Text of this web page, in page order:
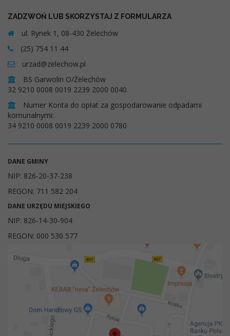
ZADZWOŃ LUB SKORZYSTAJ Z FORMULARZA
ul. Rynek 1, 08-430 Żelechów
(25) 754 11 44
urzad@zelechow.pl
BS Garwolin O/Żelechów
32 9210 0008 0019 2239 2000 0040
Numer Konta do opłat za gospodarowanie odpadami
komunalnymi:
34 9210 0008 0019 2239 2000 0780
DANE GMINY
NIP: 826-20-37-238
REGON: 711 582 204
DANE URZĘDU MIEJSKIEGO
NIP: 826-14-30-904
REGON: 000 530 577